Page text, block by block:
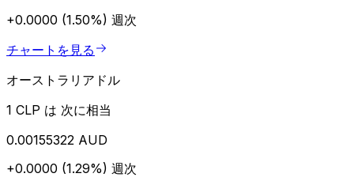
+0.0000 (1.50%) 週次
チャートを見る
オーストラリアドル
1 CLP は 次に相当
0.00155322 AUD
+0.0000 (1.29%) 週次